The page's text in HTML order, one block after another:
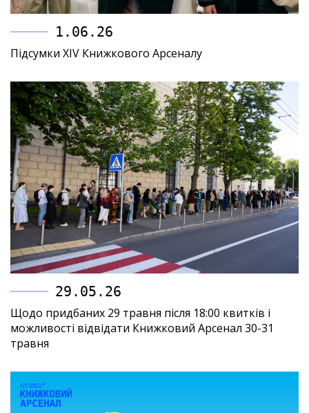
1.06.26
Підсумки XIV Книжкового Арсеналу
29.05.26
Щодо придбаних 29 травня після 18:00 квитків і
можливості відвідати Книжковий Арсенал 30-31
травня